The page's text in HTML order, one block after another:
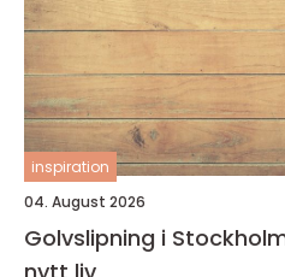
inspiration
04. August 2026
Golvslipning i